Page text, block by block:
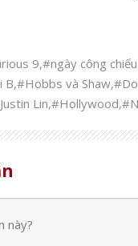
9,#ngày công
B,#Hobbs và Shaw,
Lin,#Hollywood,